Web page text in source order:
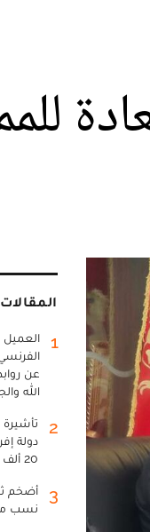
1
عن
الله
2
دولة
20 ألف دولار
3
أضخم
نسب